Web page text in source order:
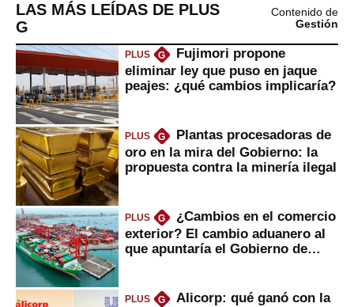
LAS MÁS LEÍDAS DE PLUS
G
Contenido de
Gestión
PLUS G
Fujimori propone
eliminar ley que puso en jaque
peajes: ¿qué cambios implicaría?
PLUS G
Plantas procesadoras de
oro en la mira del Gobierno: la
propuesta contra la minería ilegal
PLUS G
¿Cambios en el comercio
exterior? El cambio aduanero al
que apuntaría el Gobierno de
PLUS G
Alicorp: qué ganó con la